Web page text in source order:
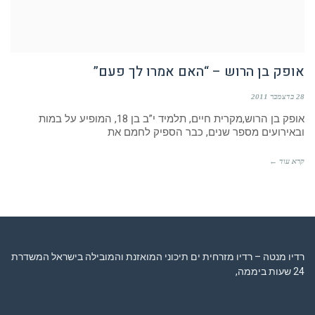
אופק בן הרוש – “האם אמרו לך פעם”
28 בדצמבר 2011
אופק בן הרוש,מקרית חיים, תלמיד י”ב בן 18, המופיע על במות
ובאירועים מספר שנים, כבר הספיק לחמם את
קרא עוד ←
רדיו מנטה – רדיו מזרחית ים תיכוני המואזנת והמובילה בישראל המשדרת
24 שעות ביממה,